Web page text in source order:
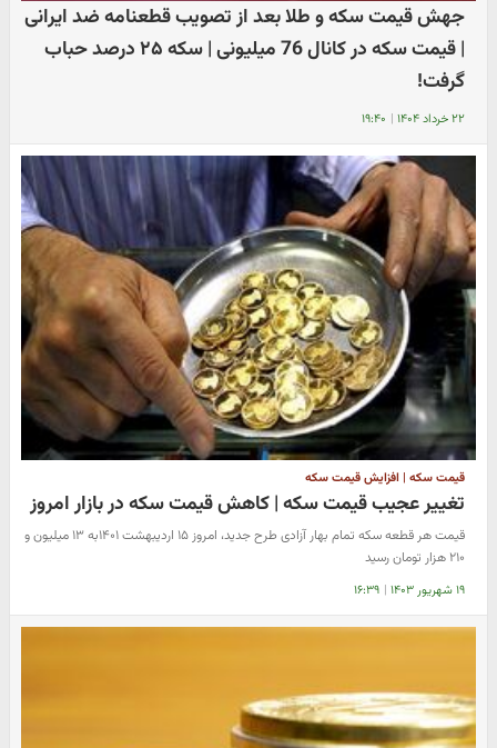
جهش قیمت سکه و طلا بعد از تصویب قطعنامه ضد ایرانی
| قیمت سکه در کانال 76 میلیونی | سکه ۲۵ درصد حباب
گرفت!
۲۲ خرداد ۱۴۰۴ | ۱۹:۴۰
قیمت سکه | افزایش قیمت سکه
تغییر عجیب قیمت سکه | کاهش قیمت سکه در بازار امروز
قیمت هر قطعه سکه تمام بهار آزادی طرح جدید، امروز ۱۵ اردیبهشت ۱۴۰۱به ۱۳ میلیون و
۲۱۰ هزار تومان رسید
۱۹ شهریور ۱۴۰۳ | ۱۶:۳۹